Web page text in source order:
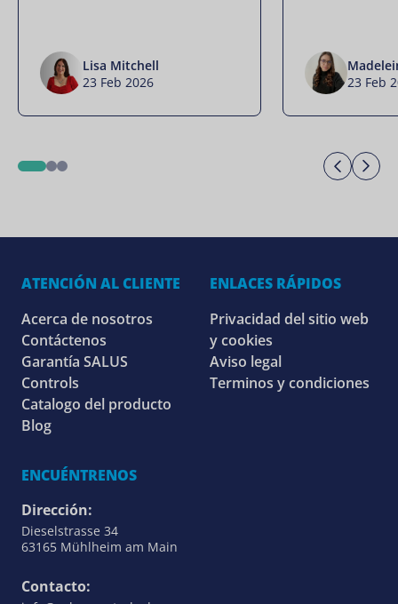
Lisa Mitchell
23 Feb 2026
23 Feb
12
ATENCIÓN AL CLIENTE
Acerca de nosotros
Contáctenos
Garantía SALUS
Controls
Catalogo del producto
Blog
ENLACES RÁPIDOS
Privacidad del sitio web
y cookies
Aviso legal
Terminos y condiciones
ENCUÉNTRENOS
Dirección:
Dieselstrasse 34
63165 Mühlheim am Main
Contacto: